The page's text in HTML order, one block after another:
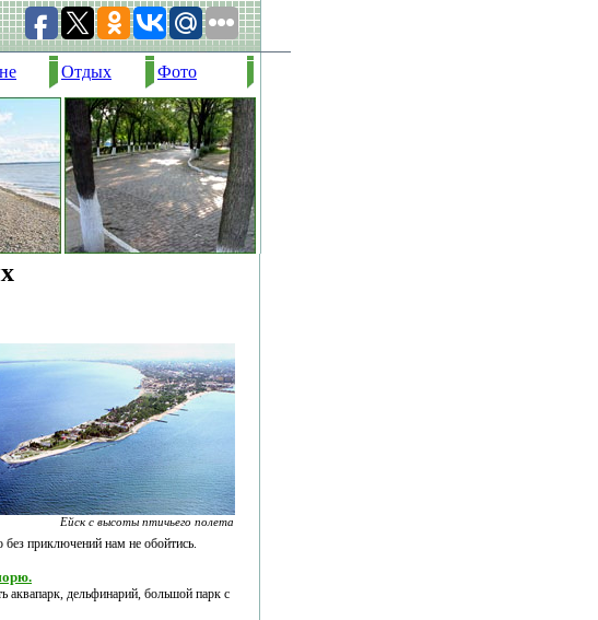
Отдых Фото
Ейск с высоты птичьего полета
приключений нам не обойтись.
аквапарк, дельфинарий, большой парк с